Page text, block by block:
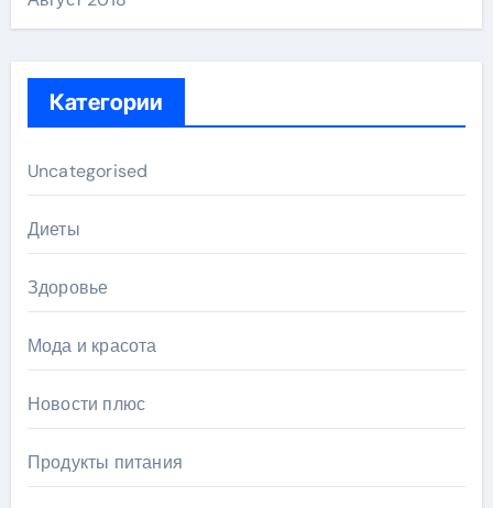
Категории
Uncategorised
Диеты
Здоровье
Мода и красота
Новости плюс
Продукты питания